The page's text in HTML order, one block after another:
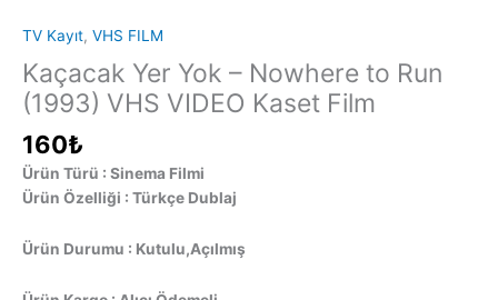
TV Kayıt, VHS FILM
Kaçacak Yer Yok – Nowhere to Run
(1993) VHS VIDEO Kaset Film
160₺
Ürün Türü : Sinema Filmi
Ürün Özelliği : Türkçe Dublaj
Ürün Durumu : Kutulu,Açılmış